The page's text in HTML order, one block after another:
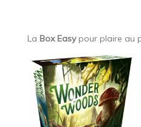
La Box Easypour plaire au